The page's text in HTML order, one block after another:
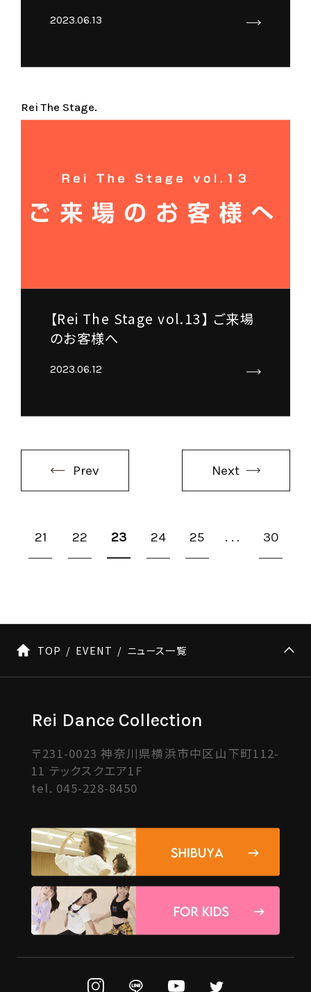
2023.06.13
Rei The Stage.
【Rei The Stage vol.13】 ご来場
のお客様へ
2023.06.12
Prev
21 22 23 24 25 ... 30
Next
TOP EVENT ニュース一覧
Rei Dance Collection
〒231-0023 神奈川県横浜市中区山下町112-
11 テックスクエア1F
tel. 045-228-8450